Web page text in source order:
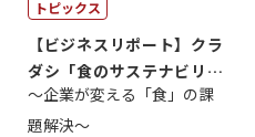
トピックス
【ビジネスリポート】クラ
ダシ「食のサステナビリテ
ィ共創・協働...
～企業が変える「食」の課
題解決～